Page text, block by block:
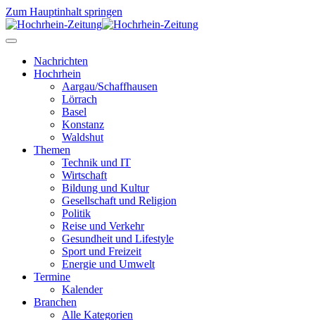
Zum Hauptinhalt springen
Nachrichten
Hochrhein
Aargau/Schaffhausen
Lörrach
Basel
Konstanz
Waldshut
Themen
Technik und IT
Wirtschaft
Bildung und Kultur
Gesellschaft und Religion
Politik
Reise und Verkehr
Gesundheit und Lifestyle
Sport und Freizeit
Energie und Umwelt
Termine
Kalender
Branchen
Alle Kategorien